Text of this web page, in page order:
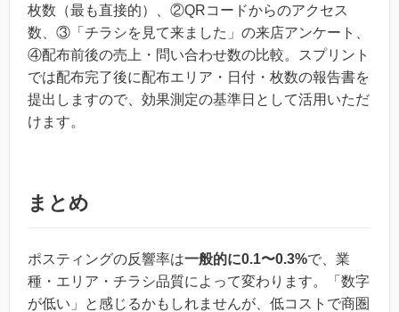
枚数（最も直接的）、②QRコードからのアクセス
数、③「チラシを見て来ました」の来店アンケート、
④配布前後の売上・問い合わせ数の比較。スプリント
では配布完了後に配布エリア・日付・枚数の報告書を
提出しますので、効果測定の基準日として活用いただ
けます。
まとめ
ポスティングの反響率は一般的に0.1〜0.3%で、業
種・エリア・チラシ品質によって変わります。「数字
が低い」と感じるかもしれませんが、低コストで商圏